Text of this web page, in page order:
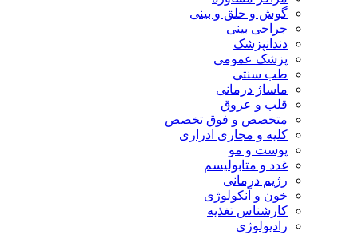
گوش و حلق و بینی
جراحی بینی
دندانپزشک
پزشک عمومی
طب سنتی
ماساژ درمانی
قلب و عروق
متخصص و فوق تخصص
کلیه و مجاری ادراری
پوست و مو
غدد و متابولیسم
رژیم درمانی
خون و آنکولوژی
کارشناس تغذیه
رادیولوژی